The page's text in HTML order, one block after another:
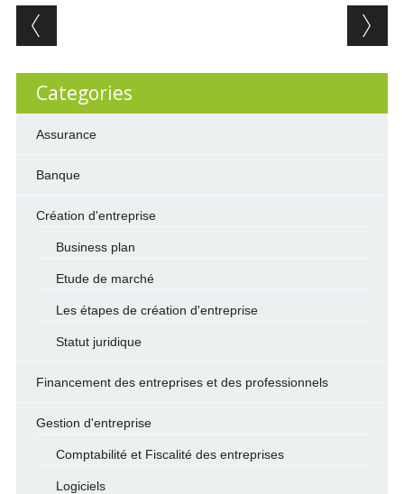
Post navigation
Categories
Assurance
Banque
Création d'entreprise
Business plan
Etude de marché
Les étapes de création d'entreprise
Statut juridique
Financement des entreprises et des professionnels
Gestion d'entreprise
Comptabilité et Fiscalité des entreprises
Logiciels